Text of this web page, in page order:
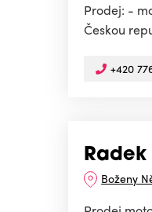
Prodej: -
Českou
+420
Radek
Boženy